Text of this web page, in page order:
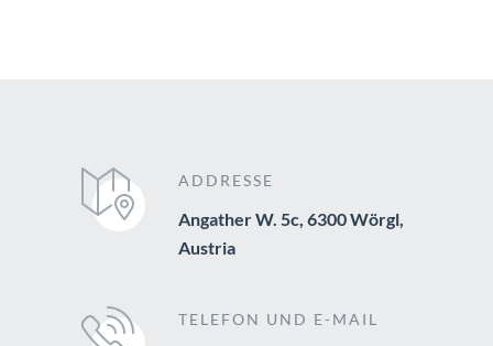
ADDRESSE
Angather W. 5c, 6300 Wörgl,
Austria
TELEFON UND E-MAIL